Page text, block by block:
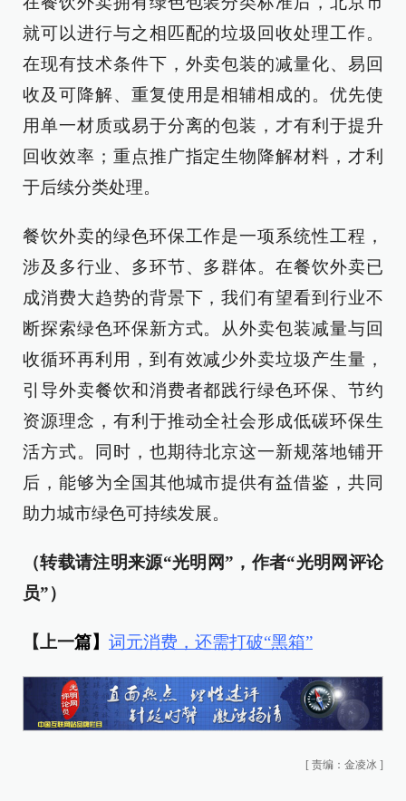
就可以进行与之相匹配的垃圾回收处理工作。
在现有技术条件下，外卖包装的减量化、易回
收及可降解、重复使用是相辅相成的。优先使
用单一材质或易于分离的包装，才有利于提升
回收效率；重点推广指定生物降解材料，才利
于后续分类处理。
餐饮外卖的绿色环保工作是一项系统性工程，
涉及多行业、多环节、多群体。在餐饮外卖已
成消费大趋势的背景下，我们有望看到行业不
断探索绿色环保新方式。从外卖包装减量与回
收循环再利用，到有效减少外卖垃圾产生量，
引导外卖餐饮和消费者都践行绿色环保、节约
资源理念，有利于推动全社会形成低碳环保生
活方式。同时，也期待北京这一新规落地铺开
后，能够为全国其他城市提供有益借鉴，共同
助力城市绿色可持续发展。
（转载请注明来源“光明网”，作者“光明网评论
员”）
【上一篇】 词元消费，还需打破“黑箱”
[ 责编：金凌冰 ]